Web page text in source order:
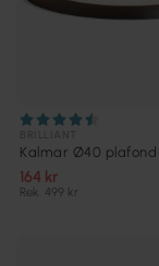
Kalmar Ø40 plafond
164 kr
Rek. 499 kr